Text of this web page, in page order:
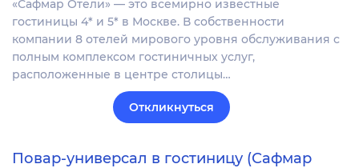
«Сафмар Отели» — это всемирно известные
гостиницы 4* и 5* в Москве. В собственности
компании 8 отелей мирового уровня обслуживания с
полным комплексом гостиничных услуг,
расположенные в центре столицы…
Откликнуться
Повар-универсал в гостиницу (Сафмар